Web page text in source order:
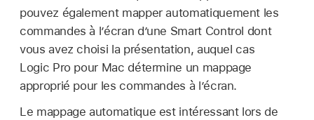
pouvez également mapper automatiquement les
commandes à l’écran d’une Smart Control dont
vous avez choisi la présentation, auquel cas
Logic Pro pour Mac détermine un mappage
approprié pour les commandes à l’écran.
Le mappage automatique est intéressant lors de